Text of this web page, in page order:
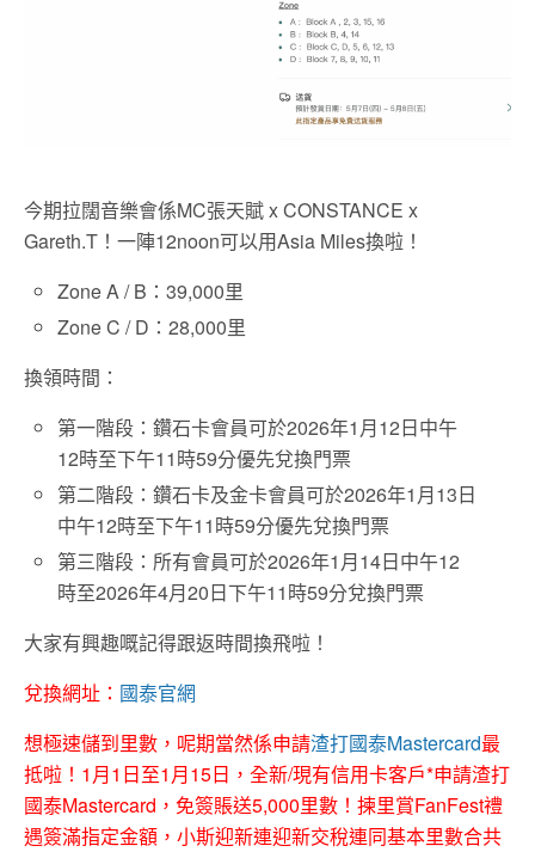
今期拉闊音樂會係MC張天賦 x CONSTANCE x
Gareth.T！一陣12noon可以用Asia Miles換啦！
Zone A / B：39,000里
Zone C / D：28,000里
換領時間：
第一階段：鑽石卡會員可於2026年1月12日中午
12時至下午11時59分優先兌換門票
第二階段：鑽石卡及金卡會員可於2026年1月13日
中午12時至下午11時59分優先兌換門票
第三階段：所有會員可於2026年1月14日中午12
時至2026年4月20日下午11時59分兌換門票
大家有興趣嘅記得跟返時間換飛啦！
兌換網址： 國泰官網
想極速儲到里數，呢期當然係申請渣打國泰Mastercard最
抵啦！1月1日至1月15日，全新/現有信用卡客戶*申請渣打
國泰Mastercard，免簽賬送5,000里數！揀里賞FanFest禮
遇簽滿指定金額，小斯迎新連迎新交稅連同基本里數合共